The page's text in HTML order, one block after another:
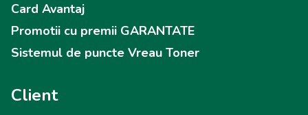
Card Avantaj
Promotii cu premii GARANTATE
Sistemul de puncte Vreau Toner
Client